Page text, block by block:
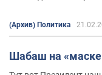
Янукович!
(Архив) Политика
Шабаш на